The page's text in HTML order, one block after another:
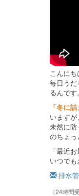
こんにち
毎日う
るんです。
「冬に
います
未然に
のちょ
「最近
いつで
排水
（24時間